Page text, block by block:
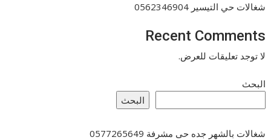
شغالات حي التيسير 0562346904
Recent Comments
لا توجد تعليقات للعرض.
البحث
البحث
شغالات بالشهر جده حى مشرفة 0577265649